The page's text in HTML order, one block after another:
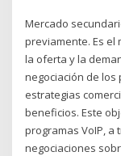
Mercado
previamente. Es el
la oferta y la
negociación de
estrategias
beneficios. Este
programas VoIP, a
negociaciones